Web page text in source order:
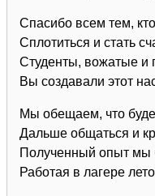
Спасибо всем тем,
Сплотиться и стать
Студенты, вожатые и
Вы создавали этот
Мы обещаем, что
Дальше общаться и
Полученный опыт мы
Работая в лагере